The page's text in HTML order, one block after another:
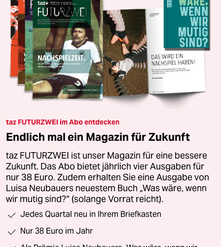
taz FUTURZWEI im Abo entdecken
Endlich mal ein Magazin für Zukunft
taz FUTURZWEI ist unser Magazin für eine bessere
Zukunft. Das Abo bietet jährlich vier Ausgaben für
nur 38 Euro. Zudem erhalten Sie eine Ausgabe von
Luisa Neubauers neuestem Buch „Was wäre, wenn
wir mutig sind?“ (solange Vorrat reicht).
Jedes Quartal neu in Ihrem Briefkasten
Nur 38 Euro im Jahr